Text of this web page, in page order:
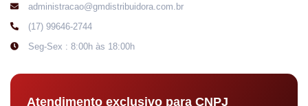
administracao@gmdistribuidora.com.br
(17) 99646-2744
Seg-Sex : 8:00h às 18:00h
Atendimento exclusivo para CNPJ